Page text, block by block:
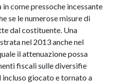
come pressoche incessante
se le numerose misure di
dal costituente. Una
nel 2013 anche nel
il attenuazione possa
fiscali sulle diversifie
giocato e tornato a